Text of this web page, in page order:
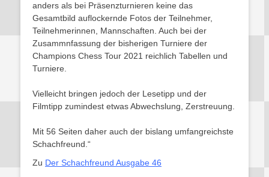
anders als bei Präsenzturnieren keine das
Gesamtbild auflockernde Fotos der Teilnehmer,
Teilnehmerinnen, Mannschaften. Auch bei der
Zusammnfassung der bisherigen Turniere der
Champions Chess Tour 2021 reichlich Tabellen und
Turniere.
Vielleicht bringen jedoch der Lesetipp und der
Filmtipp zumindest etwas Abwechslung, Zerstreuung.
Mit 56 Seiten daher auch der bislang umfangreichste
Schachfreund.“
Zu Der Schachfreund Ausgabe 46